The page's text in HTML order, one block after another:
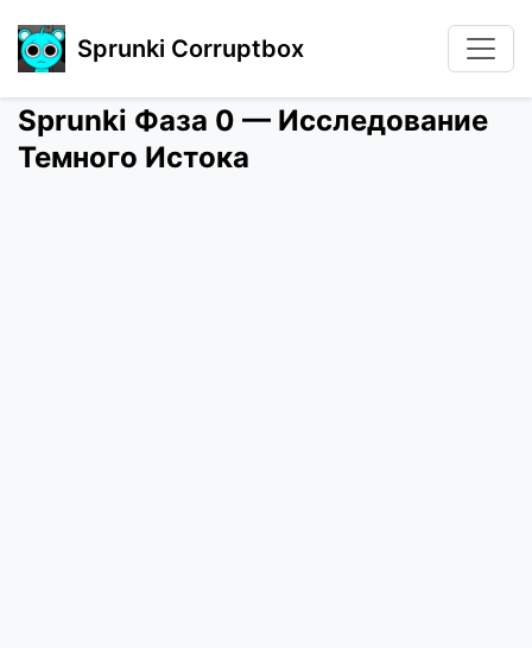
Sprunki Corruptbox
Sprunki Фаза 0 — Исследование
Темного Истока